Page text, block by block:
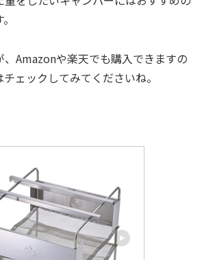
Amazonや楽天でも購入できますの
ェックしてみてくださいね。